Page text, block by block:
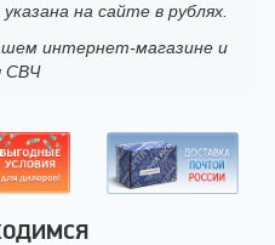
на сайте в рублях.
интернет-магазине и
СВЧ